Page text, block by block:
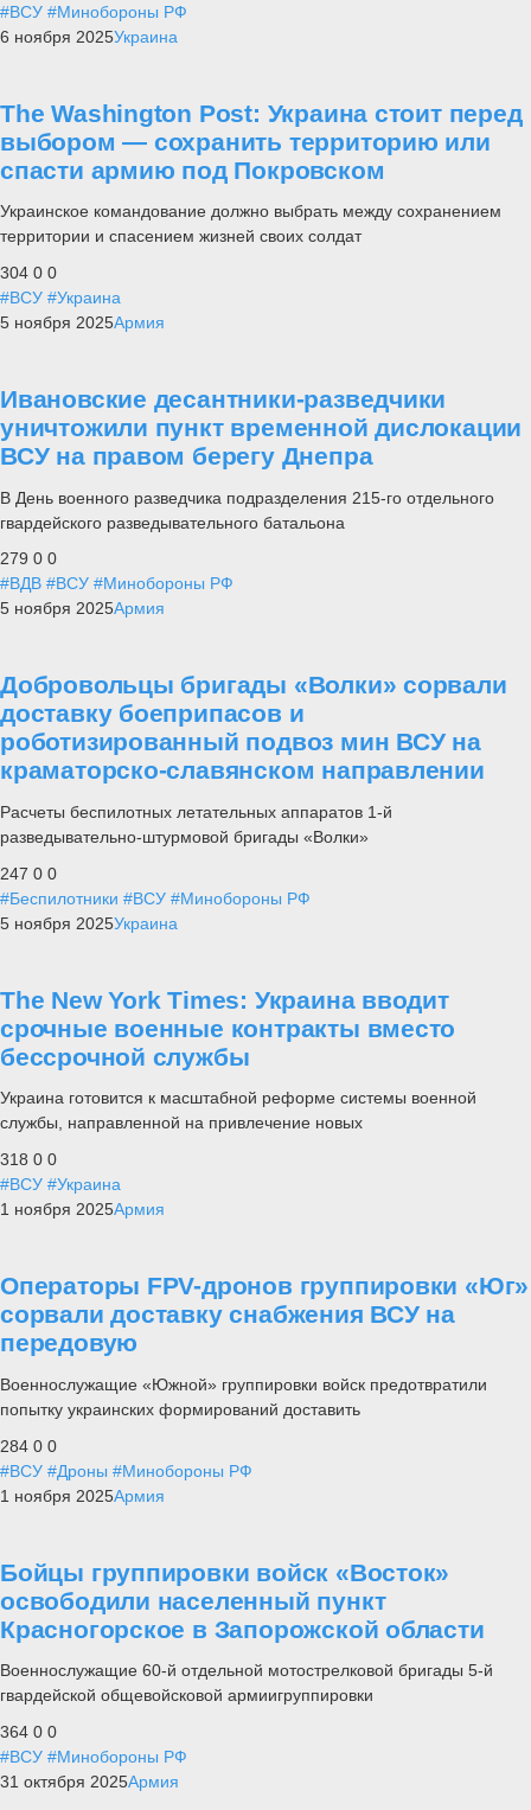
#ВСУ #Минобороны РФ
6 ноября 2025Украина
The Washington Post: Украина стоит перед
выбором — сохранить территорию или
спасти армию под Покровском
Украинское командование должно выбрать между сохранением
территории и спасением жизней своих солдат
304 0 0
#ВСУ #Украина
5 ноября 2025Армия
Ивановские десантники-разведчики
уничтожили пункт временной дислокации
ВСУ на правом берегу Днепра
В День военного разведчика подразделения 215-го отдельного
гвардейского разведывательного батальона
279 0 0
#ВДВ #ВСУ #Минобороны РФ
5 ноября 2025Армия
Добровольцы бригады «Волки» сорвали
доставку боеприпасов и
роботизированный подвоз мин ВСУ на
краматорско-славянском направлении
Расчеты беспилотных летательных аппаратов 1-й
разведывательно-штурмовой бригады «Волки»
247 0 0
#Беспилотники #ВСУ #Минобороны РФ
5 ноября 2025Украина
The New York Times: Украина вводит
срочные военные контракты вместо
бессрочной службы
Украина готовится к масштабной реформе системы военной
службы, направленной на привлечение новых
318 0 0
#ВСУ #Украина
1 ноября 2025Армия
Операторы FPV-дронов группировки «Юг»
сорвали доставку снабжения ВСУ на
передовую
Военнослужащие «Южной» группировки войск предотвратили
попытку украинских формирований доставить
284 0 0
#ВСУ #Дроны #Минобороны РФ
1 ноября 2025Армия
Бойцы группировки войск «Восток»
освободили населенный пункт
Красногорское в Запорожской области
Военнослужащие 60-й отдельной мотострелковой бригады 5-й
гвардейской общевойсковой армиигруппировки
364 0 0
#ВСУ #Минобороны РФ
31 октября 2025Армия